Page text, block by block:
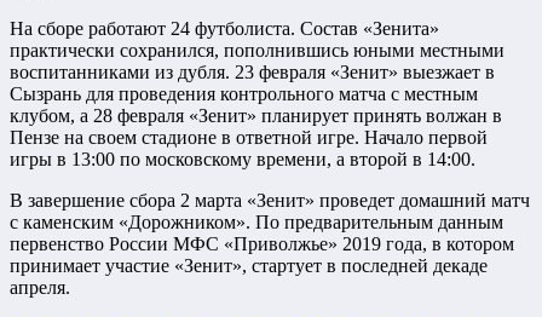
На сборе работают 24 футболиста. Состав «Зенита»
практически сохранился, пополнившись юными местными
воспитанниками из дубля. 23 февраля «Зенит» выезжает в
Сызрань для проведения контрольного матча с местным
клубом, а 28 февраля «Зенит» планирует принять волжан в
Пензе на своем стадионе в ответной игре. Начало первой
игры в 13:00 по московскому времени, а второй в 14:00.
В завершение сбора 2 марта «Зенит» проведет домашний матч
с каменским «Дорожником». По предварительным данным
первенство России МФС «Приволжье» 2019 года, в котором
принимает участие «Зенит», стартует в последней декаде
апреля.